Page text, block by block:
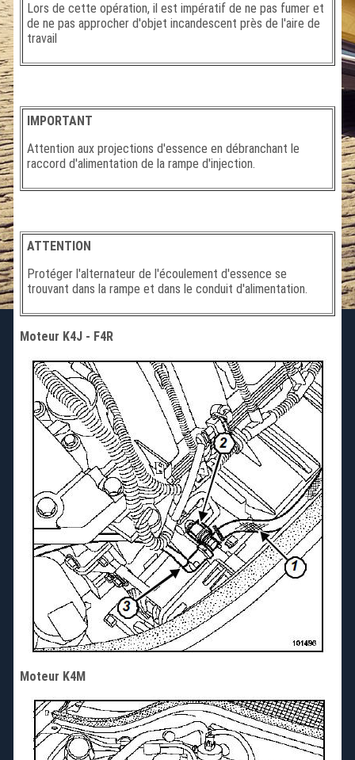
Lors de cette opération, il est impératif de ne pas fumer et
de ne pas approcher d'objet incandescent près de l'aire de
travail
IMPORTANT
Attention aux projections d'essence en débranchant le
raccord d'alimentation de la rampe d'injection.
ATTENTION
Protéger l'alternateur de l'écoulement d'essence se
trouvant dans la rampe et dans le conduit d'alimentation.
Moteur K4J - F4R
Moteur K4M